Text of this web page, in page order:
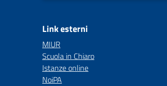
Link esterni
MIUR
Scuola in Chiaro
Istanze online
NoiPA